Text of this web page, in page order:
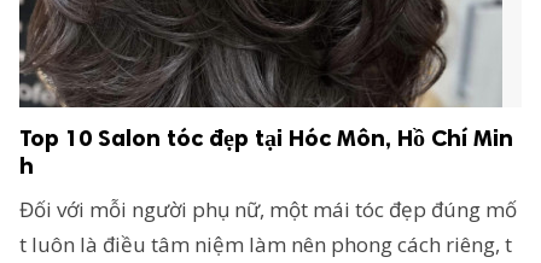
Nghệ 24h
Top 10 Salon tóc đẹp tại Hóc Môn, Hồ Chí Min
h
Đối với mỗi người phụ nữ, một mái tóc đẹp đúng mố
t luôn là điều tâm niệm làm nên phong cách riêng, t